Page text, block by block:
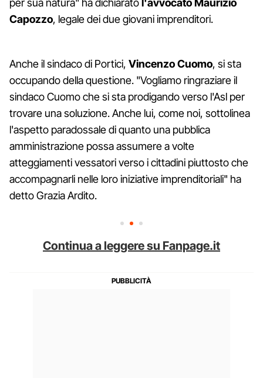
per sua natura" ha dichiarato l'avvocato Maurizio
Capozzo, legale dei due giovani imprenditori.
Anche il sindaco di Portici, Vincenzo Cuomo, si sta
occupando della questione. "Vogliamo ringraziare il
sindaco Cuomo che si sta prodigando verso l'Asl per
trovare una soluzione. Anche lui, come noi, sottolinea
l'aspetto paradossale di quanto una pubblica
amministrazione possa assumere a volte
atteggiamenti vessatori verso i cittadini piuttosto che
accompagnarli nelle loro iniziative imprenditoriali" ha
detto Grazia Ardito.
Continua a leggere su Fanpage.it